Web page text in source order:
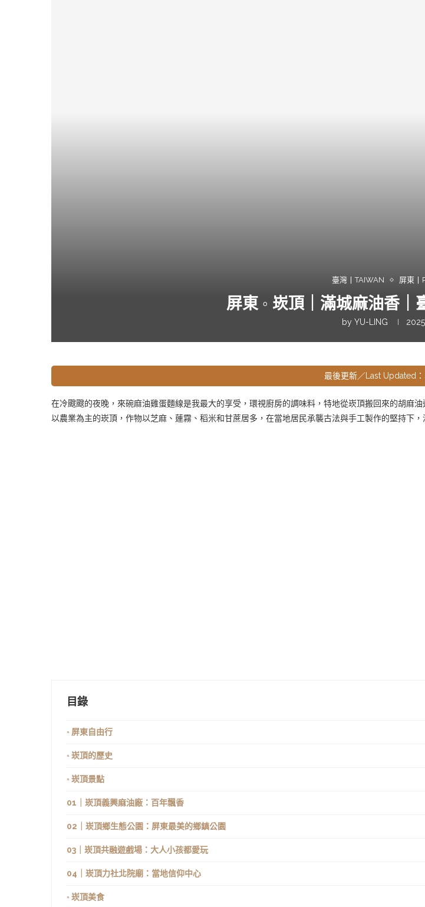
臺灣丨TAIWAN 屏東丨
屏東 ◦ 崁頂｜滿城麻油香｜
by YU-LING
最後更新／Last Updated
在冷颼颼的夜晚，來碗麻油雞蛋麵線是我最大的享受，環視廚房的調味料，特地從崁頂搬回來的胡麻
以農業為主的崁頂，作物以芝麻、蓮霧、稻米和甘蔗居多，在當地居民承襲古法與手工製作的堅持下
目錄
◦ 屏東自由行
◦ 崁頂的歷史
◦ 崁頂景點
01｜崁頂義興麻油廠：百年飄香
02｜崁頂鄉生態公園：屏東最美的鄉鎮公園
03｜崁頂共融遊戲場：大人小孩都愛玩
04｜崁頂力社北院廟：當地信仰中心
◦ 崁頂美食